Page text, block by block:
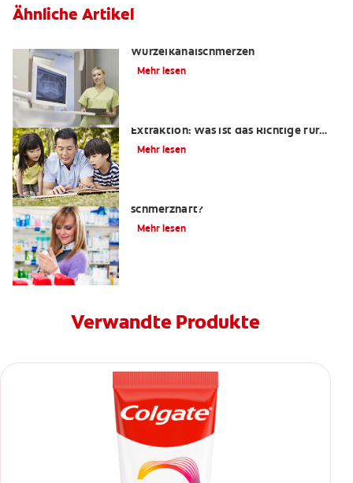
Ähnliche Artikel
Wurzelkanalschmerzen
Mehr lesen
Extraktion: Was ist das Richtige für
mich?
Mehr lesen
schmerzhaft?
Mehr lesen
Verwandte Produkte